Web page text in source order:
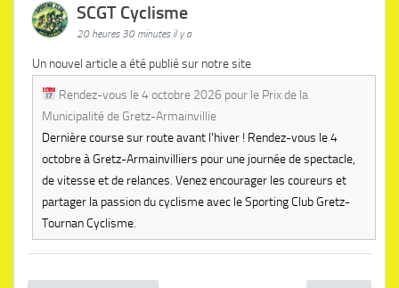
SCGT Cyclisme
20 heures 30 minutes il y a
Un nouvel article a été publié sur notre site
Rendez-vous le 4 octobre 2026 pour le Prix de la
Municipalité de Gretz-Armainvillie
Dernière course sur route avant l'hiver ! Rendez-vous le 4
octobre à Gretz-Armainvilliers pour une journée de spectacle,
de vitesse et de relances. Venez encourager les coureurs et
partager la passion du cyclisme avec le Sporting Club Gretz-
Tournan Cyclisme.